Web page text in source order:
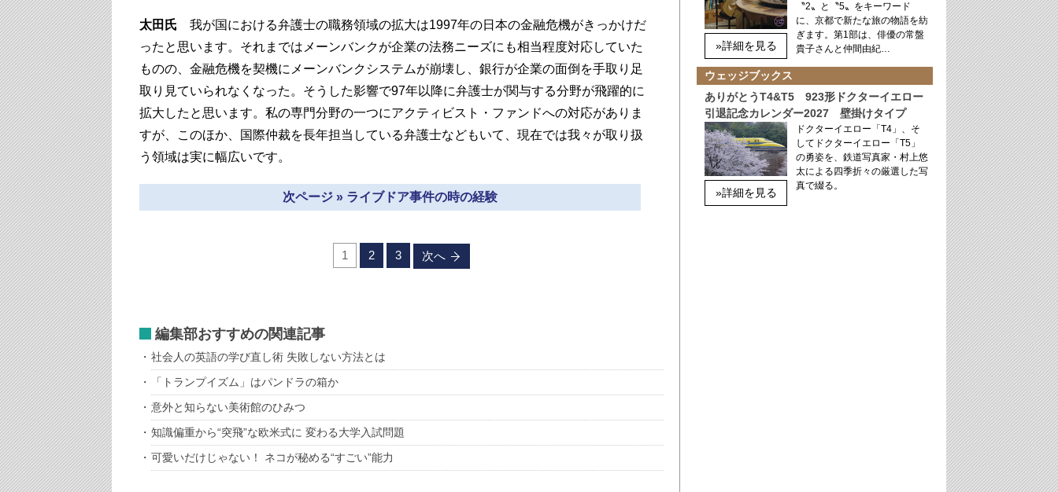
太田氏 我が国における弁護士の職務領域の拡大は1997年の日本の金融危機がきっかけだ
ったと思います。それまではメーンバンクが企業の法務ニーズにも相当程度対応していた
ものの、金融危機を契機にメーンバンクシステムが崩壊し、銀行が企業の面倒を手取り足
取り見ていられなくなった。そうした影響で97年以降に弁護士が関与する分野が飛躍的に
拡大したと思います。私の専門分野の一つにアクティビスト・ファンドへの対応がありま
すが、このほか、国際仲裁を長年担当している弁護士などもいて、現在では我々が取り扱
う領域は実に幅広いです。
次ページ » ライブドア事件の時の経験
1 2 3 次へ
編集部おすすめの関連記事
社会人の英語の学び直し術 失敗しない方法とは
「トランプイズム」はパンドラの箱か
意外と知らない美術館のひみつ
知識偏重から“突飛”な欧米式に 変わる大学入試問題
可愛いだけじゃない！ ネコが秘める“すごい”能力
»詳細を見る
〝2〟と〝5〟をキーワード
に、京都で新たな旅の物語を紡
ぎます。第1部は、俳優の常盤
貴子さんと仲間由紀…
ウェッジブックス
ありがとうT4&T5 923形ドクターイエロー
引退記念カレンダー2027 壁掛けタイプ
»詳細を見る
ドクターイエロー「T4」、そ
してドクターイエロー「T5」
の勇姿を、鉄道写真家・村上悠
太による四季折々の厳選した写
真で綴る。